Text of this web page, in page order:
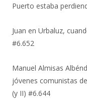
Puerto estaba
Juan en Urbaluz,
#6.652
Manuel Almisas
jóvenes comunistas
(y II) #6.644